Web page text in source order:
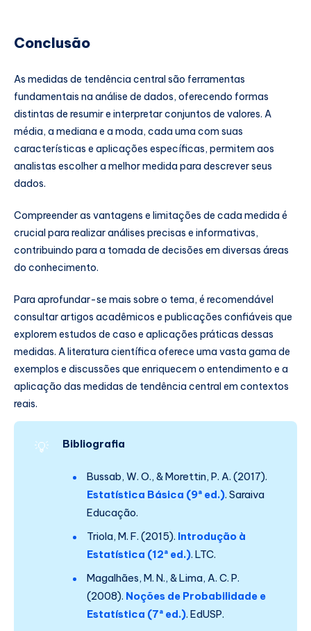
Conclusão
As medidas de tendência central são ferramentas
fundamentais na análise de dados, oferecendo formas
distintas de resumir e interpretar conjuntos de valores. A
média, a mediana e a moda, cada uma com suas
características e aplicações específicas, permitem aos
analistas escolher a melhor medida para descrever seus
dados.
Compreender as vantagens e limitações de cada medida é
crucial para realizar análises precisas e informativas,
contribuindo para a tomada de decisões em diversas áreas
do conhecimento.
Para aprofundar-se mais sobre o tema, é recomendável
consultar artigos acadêmicos e publicações confiáveis que
explorem estudos de caso e aplicações práticas dessas
medidas. A literatura científica oferece uma vasta gama de
exemplos e discussões que enriquecem o entendimento e a
aplicação das medidas de tendência central em contextos
reais.
💡 Bibliografia
Bussab, W. O., & Morettin, P. A. (2017).
Estatística Básica (9ª ed.). Saraiva
Educação.
Triola, M. F. (2015). Introdução à
Estatística (12ª ed.). LTC.
Magalhães, M. N., & Lima, A. C. P.
(2008). Noções de Probabilidade e
Estatística (7ª ed.). EdUSP.